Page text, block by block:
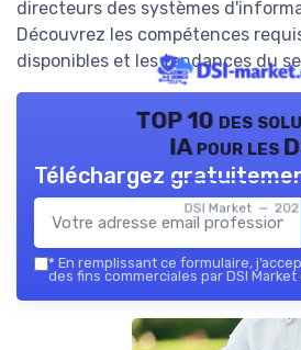
directeurs des systèmes
Découvrez les compétences
disponibles et les tendances du
TOP 10 des
IA pour les
DSI Market — 2026
Téléchargez
* En remplissant ce formulaire,
des fins commerciales par DSI